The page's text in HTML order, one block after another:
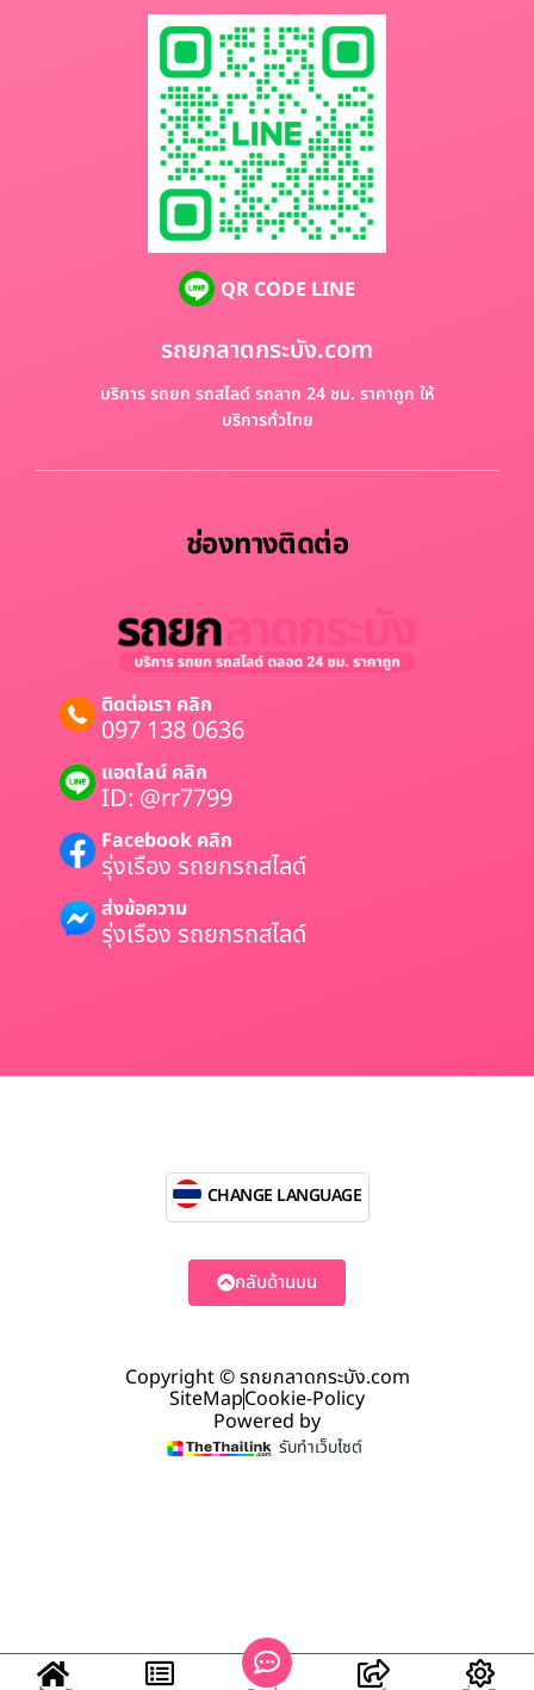
QR CODE LINE
รถยกลาดกระบัง.com
บริการ รถยก รถสไลด์ รถลาก 24 ชม. ราคาถูก ให้
บริการทั่วไทย
ช่องทางติดต่อ
ติดต่อเรา คลิก
097 138 0636
แอดไลน์ คลิก
ID: @rr7799
Facebook คลิก
รุ่งเรือง รถยกรถสไลด์
ส่งข้อความ
รุ่งเรือง รถยกรถสไลด์
Copyright © รถยกลาดกระบัง.com
SiteMapCookie-Policy
Powered by
รับทำเว็บไซต์
CHANGE LANGUAGE
กลับด้านบน